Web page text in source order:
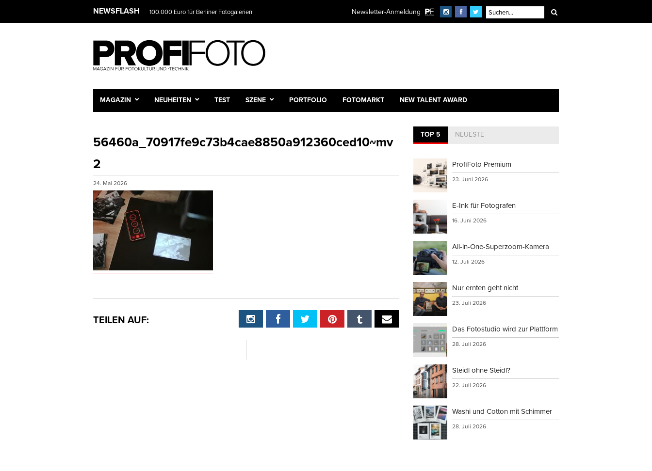
NEWSFLASH 100.000 Euro für Berliner Fotogalerien Newsletter-Anmeldung
MAGAZIN NEUHEITEN TEST SZENE PORTFOLIO FOTOMARKT NEW TALENT AWARD
56460a_70917fe9c73b4cae8850a912360ced10~mv
2
24. Mai 2026
TEILEN AUF:
TOP 5 NEUESTE
ProfiFoto Premium
23. Juni 2026
E-Ink für Fotografen
16. Juni 2026
All-in-One-Superzoom-Kamera
12. Juli 2026
Nur ernten geht nicht
23. Juli 2026
Das Fotostudio wird zur Plattform
28. Juli 2026
Steidl ohne Steidl?
22. Juli 2026
Washi und Cotton mit Schimmer
28. Juli 2026